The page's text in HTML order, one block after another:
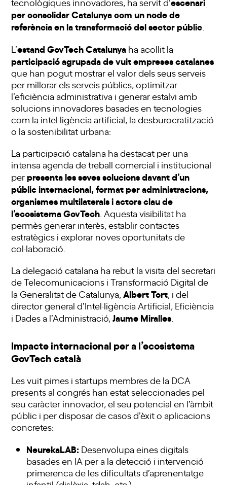
per consolidar Catalunya com un node de
referència en la transformació del sector públic
L’estand GovTech Catalunya ha acollit la
participació agrupada de vuit empreses catalanes
que han pogut mostrar el valor dels seus serveis
per millorar els serveis públics, optimitzar
l’eficiència administrativa i generar estalvi amb
solucions innovadores basades en tecnologies
com la intel·ligència artificial, la desburocratització
o la sostenibilitat urbana:
La participació catalana ha destacat per una
intensa agenda de treball comercial i institucional
perpresenta les seves solucions davant d’un
públic internacional, format per administracions,
organismes multilaterals i actors clau de
l’ecosistema GovTech . Aquesta visibilitat ha
permès generar interès, establir contactes
estratègics i explorar noves oportunitats de
col·laboració.
La delegació catalana ha rebut la visita del secretari
de Telecomunicacions i Transformació Digital de
la Generalitat de Catalunya,Albert Tort, i del
director general d’Intel·ligència Artificial, Eficiència
i Dades a l’Administració,Jaume Miralles
Impacte internacional per a l’ecosistema
GovTech català
Les vuit pimes i startups membres de la DCA
presents al congrés han estat seleccionades pel
seu caràcter innovador, el seu potencial en l’àmbit
públic i per disposar de casos d’èxit o aplicacions
concretes:
NeurekaLAB: Desenvolupa eines digitals
basades en IA per a la detecció i intervenció
primerenca de les dificultats d’aprenentatge